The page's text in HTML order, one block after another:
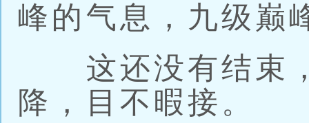
峰的气息，九级巅
这还没有结束，
降，目不暇接。